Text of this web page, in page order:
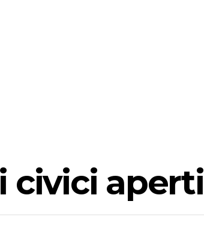
civici aperti